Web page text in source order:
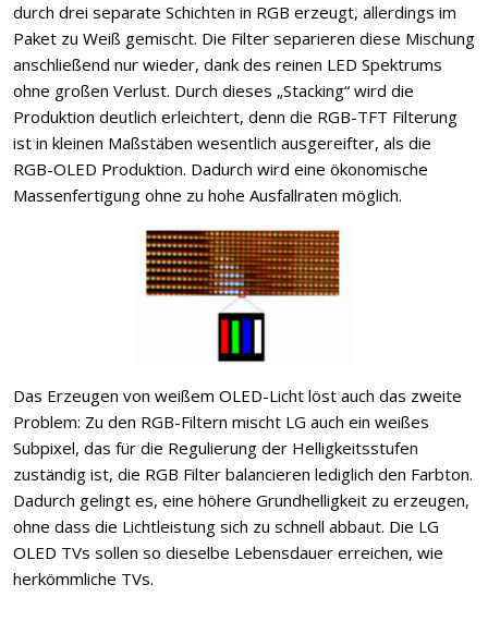
durch drei separate Schichten in RGB erzeugt, allerdings im
Paket zu Weiß gemischt. Die Filter separieren diese Mischung
anschließend nur wieder, dank des reinen LED Spektrums
ohne großen Verlust. Durch dieses „Stacking“ wird die
Produktion deutlich erleichtert, denn die RGB-TFT Filterung
ist in kleinen Maßstäben wesentlich ausgereifter, als die
RGB-OLED Produktion. Dadurch wird eine ökonomische
Massenfertigung ohne zu hohe Ausfallraten möglich.
Das Erzeugen von weißem OLED-Licht löst auch das zweite
Problem: Zu den RGB-Filtern mischt LG auch ein weißes
Subpixel, das für die Regulierung der Helligkeitsstufen
zuständig ist, die RGB Filter balancieren lediglich den Farbton.
Dadurch gelingt es, eine höhere Grundhelligkeit zu erzeugen,
ohne dass die Lichtleistung sich zu schnell abbaut. Die LG
OLED TVs sollen so dieselbe Lebensdauer erreichen, wie
herkömmliche TVs.